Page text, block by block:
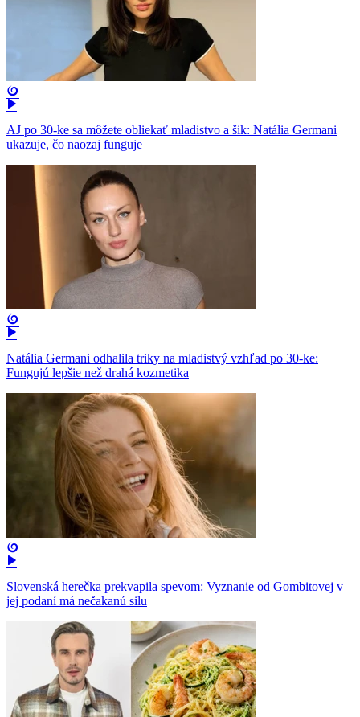
AJ po 30-ke sa môžete obliekať mladistvo a šik: Natália Germani
ukazuje, čo naozaj funguje
Natália Germani odhalila triky na mladistvý vzhľad po 30-ke:
Fungujú lepšie než drahá kozmetika
Slovenská herečka prekvapila spevom: Vyznanie od Gombitovej v
jej podaní má nečakanú silu